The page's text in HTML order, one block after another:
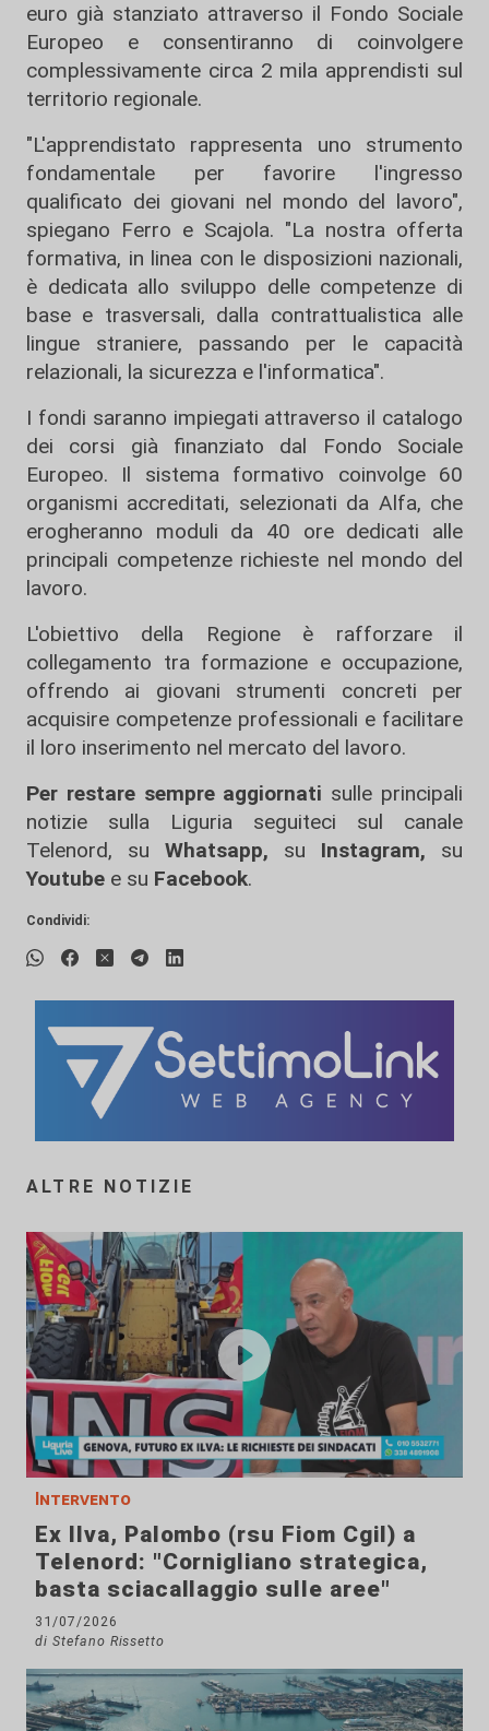
euro già stanziato attraverso il Fondo Sociale
Europeo e consentiranno di coinvolgere
complessivamente circa 2 mila apprendisti sul
territorio regionale.
"L'apprendistato rappresenta uno strumento
fondamentale per favorire l'ingresso
qualificato dei giovani nel mondo del lavoro",
spiegano Ferro e Scajola. "La nostra offerta
formativa, in linea con le disposizioni nazionali,
è dedicata allo sviluppo delle competenze di
base e trasversali, dalla contrattualistica alle
lingue straniere, passando per le capacità
relazionali, la sicurezza e l'informatica".
I fondi saranno impiegati attraverso il catalogo
dei corsi già finanziato dal Fondo Sociale
Europeo. Il sistema formativo coinvolge 60
organismi accreditati, selezionati da Alfa, che
erogheranno moduli da 40 ore dedicati alle
principali competenze richieste nel mondo del
lavoro.
L'obiettivo della Regione è rafforzare il
collegamento tra formazione e occupazione,
offrendo ai giovani strumenti concreti per
acquisire competenze professionali e facilitare
il loro inserimento nel mercato del lavoro.
Per restare sempre aggiornati sulle principali
notizie sulla Liguria seguiteci sul canale
Telenord, su
Whatsapp, su Instagram, su
Youtube e su Facebook.
Condividi:
ALTRE NOTIZIE
Intervento
Ex Ilva, Palombo (rsu Fiom Cgil) a
Telenord: "Cornigliano strategica,
basta sciacallaggio sulle aree"
31/07/2026
di Stefano Rissetto